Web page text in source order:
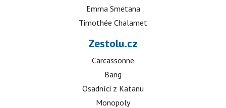
Emma Smetana
Timothée Chalamet
Zestolu.cz
Carcassonne
Bang
Osadníci z Katanu
Monopoly